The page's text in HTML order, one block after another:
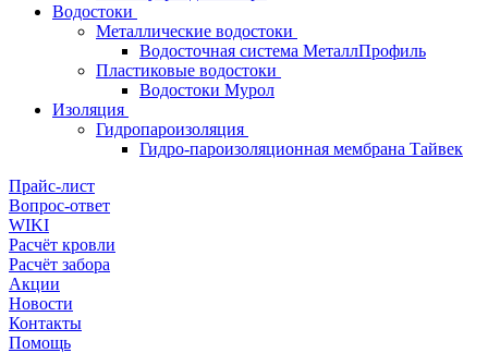
Водостоки
Металлические водостоки
Водосточная система МеталлПрофиль
Пластиковые водостоки
Водостоки Мурол
Изоляция
Гидропароизоляция
Гидро-пароизоляционная мембрана Тайвек
Прайс-лист
Вопрос-ответ
WIKI
Расчёт кровли
Расчёт забора
Акции
Новости
Контакты
Помощь